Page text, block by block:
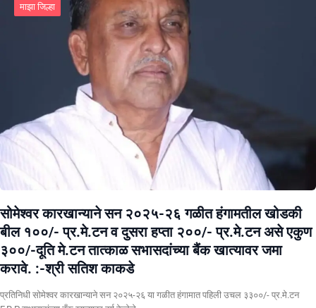
माझा जिल्हा
सोमेश्वर कारखान्याने सन २०२५-२६ गळीत हंगामतील खोडकी
बील १००/- प्र.मे.टन व दुसरा हप्ता २००/- प्र.मे.टन असे एकुण
३००/-दूति मे.टन तात्काळ सभासदांच्या बैंक खात्यावर जमा
करावे. :-श्री सतिश काकडे
प्रतिनिधी सोमेश्वर कारखान्याने सन २०२५-२६ या गळीत हंगामात पहिली उचल ३३००/- प्र.मे.टन